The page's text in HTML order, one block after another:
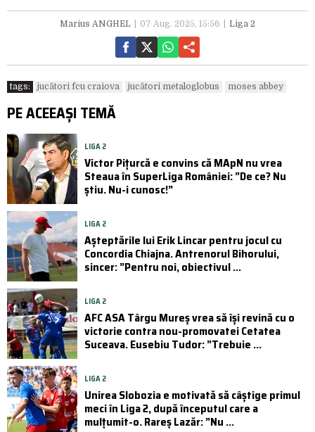
Marius ANGHEL 07 Aug. 2025, 15:56 Liga 2
tags: jucători fcu craiova jucători metaloglobus moses abbey
PE ACEEAȘI TEMĂ
LIGA 2
Victor Pițurcă e convins că MApN nu vrea
Steaua în SuperLiga României: ”De ce? Nu
știu. Nu-i cunosc!”
LIGA 2
Așteptările lui Erik Lincar pentru jocul cu
Concordia Chiajna. Antrenorul Bihorului,
sincer: ”Pentru noi, obiectivul ...
LIGA 2
AFC ASA Târgu Mureș vrea să își revină cu o
victorie contra nou-promovatei Cetatea
Suceava. Eusebiu Tudor: ”Trebuie ...
LIGA 2
Unirea Slobozia e motivată să câștige primul
meci în Liga 2, după începutul care a
mulțumit-o. Rareș Lazăr: ”Nu ...